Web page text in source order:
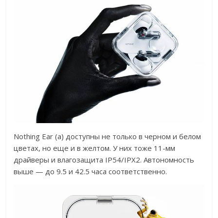
Nothing Ear (a) доступны не только в черном и белом
цветах, но еще и в желтом. У них тоже 11-мм
драйверы и влагозащита IP54/IPX2. Автономность
выше — до 9.5 и 42.5 часа соответственно.